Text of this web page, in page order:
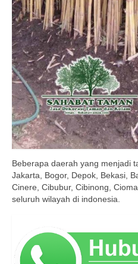
Beberapa daerah yang menjadi
Jakarta, Bogor, Depok, Bekasi,
Cinere, Cibubur, Cibinong,
seluruh wilayah di indonesia.